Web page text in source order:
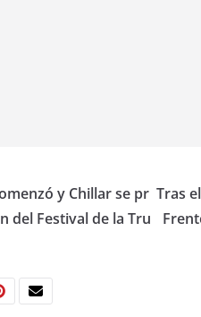
y Chillar se pr
del Festival de la Tru
Tras